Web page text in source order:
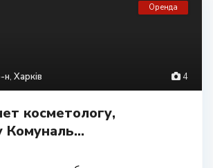
4
н, Харків
Оренда
косметологу,
Комуналь...